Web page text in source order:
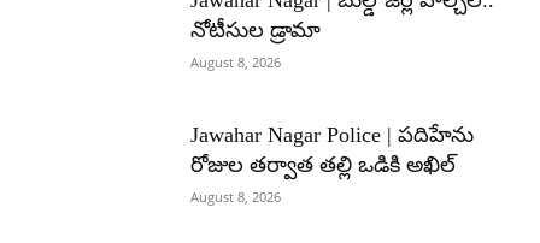
నోటీసుల డ్రామా
August 8, 2026
Jawahar Nagar Police | పదిహేను
రోజుల తర్వాత తల్లి ఒడికి అఖిల్
August 8, 2026